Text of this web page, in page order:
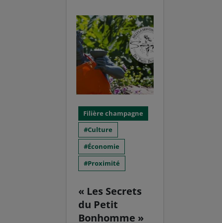
Filière champagne
Culture
Économie
Proximité
« Les Secrets
du Petit
Bonhomme »